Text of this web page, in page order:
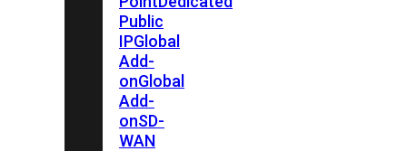
Public
IPGlobal
Add-
onGlobal
Add-
onSD-
WAN